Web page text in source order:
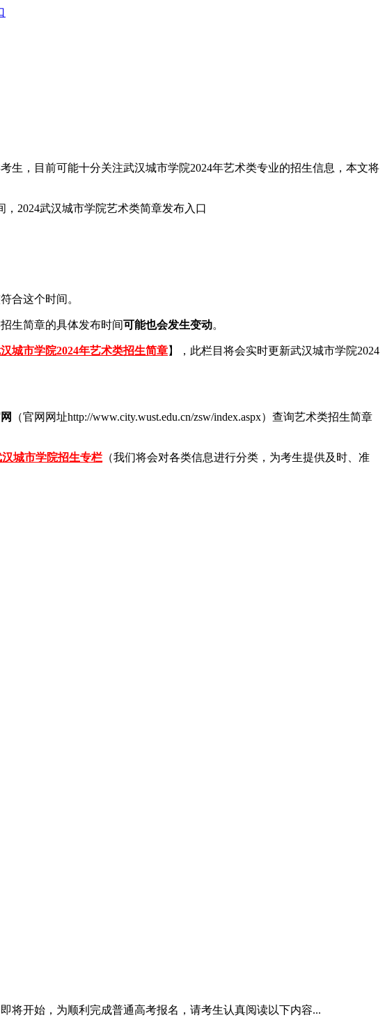
生，目前可能十分关注武汉城市学院2024年艺术类专业的招生信息，本文将
合这个时间。
生简章的具体发布时间可能也会发生变动。
城市学院2024年艺术类招生简章】，此栏目将会实时更新武汉城市学院2024
（官网网址http://www.city.wust.edu.cn/zsw/index.aspx）查询艺术类招生简章
汉城市学院招生专栏 （我们将会对各类信息进行分类，为考生提供及时、准
将开始，为顺利完成普通高考报名，请考生认真阅读以下内容...